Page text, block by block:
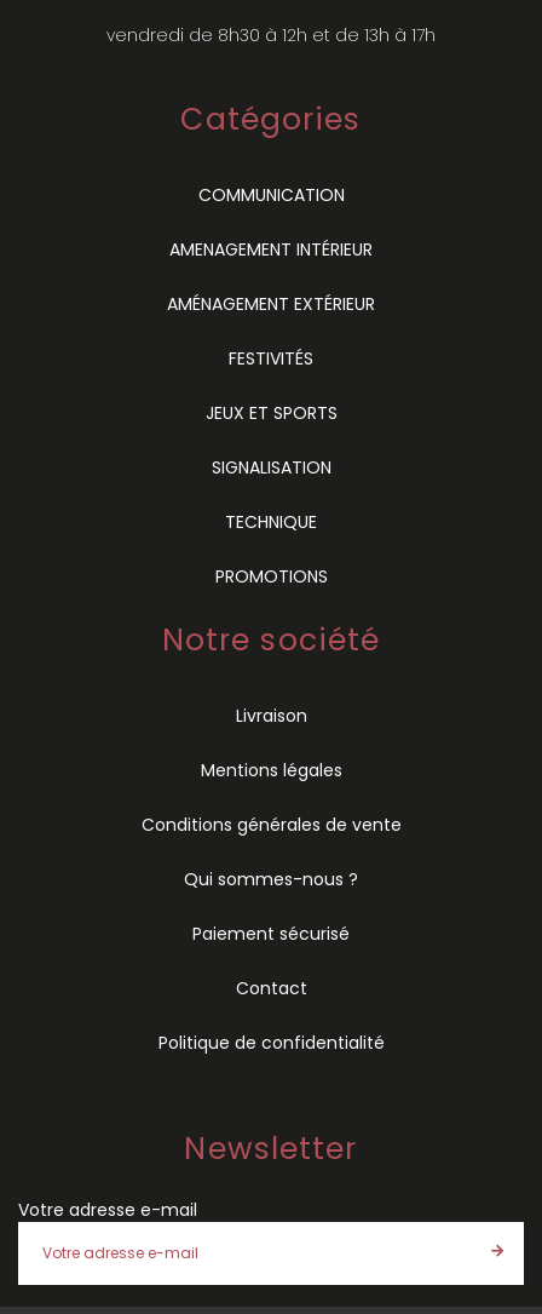
vendredi de 8h30 à 12h et de 13h à 17h
Catégories
COMMUNICATION
AMENAGEMENT INTÉRIEUR
AMÉNAGEMENT EXTÉRIEUR
FESTIVITÉS
JEUX ET SPORTS
SIGNALISATION
TECHNIQUE
PROMOTIONS
Notre société
Livraison
Mentions légales
Conditions générales de vente
Qui sommes-nous ?
Paiement sécurisé
Contact
Politique de confidentialité
Newsletter
Votre adresse e-mail